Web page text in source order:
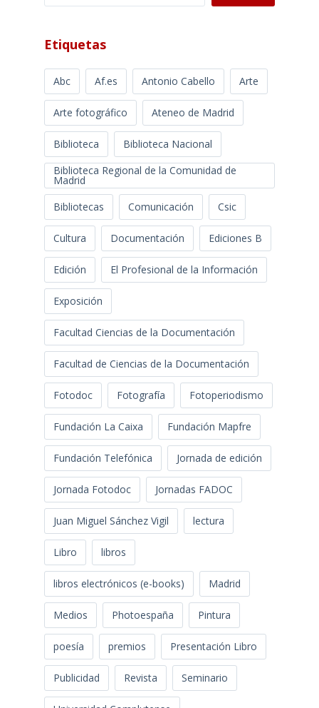
Etiquetas
Abc Af.es Antonio Cabello Arte
Arte fotográfico Ateneo de Madrid
Biblioteca
Biblioteca Nacional
Biblioteca Regional de la Comunidad de
Madrid
Bibliotecas
Comunicación Csic
Cultura Documentación Ediciones B
Edición El Profesional de la Información
Exposición
Facultad Ciencias de la Documentación
Facultad de Ciencias de la Documentación
Fotodoc Fotografía Fotoperiodismo
Fundación La Caixa Fundación Mapfre
Fundación Telefónica Jornada de edición
Jornada Fotodoc Jornadas FADOC
Juan Miguel Sánchez Vigil lectura
Libro libros
libros electrónicos (e-books) Madrid
Medios Photoespaña Pintura
poesía premios Presentación Libro
Publicidad Revista Seminario